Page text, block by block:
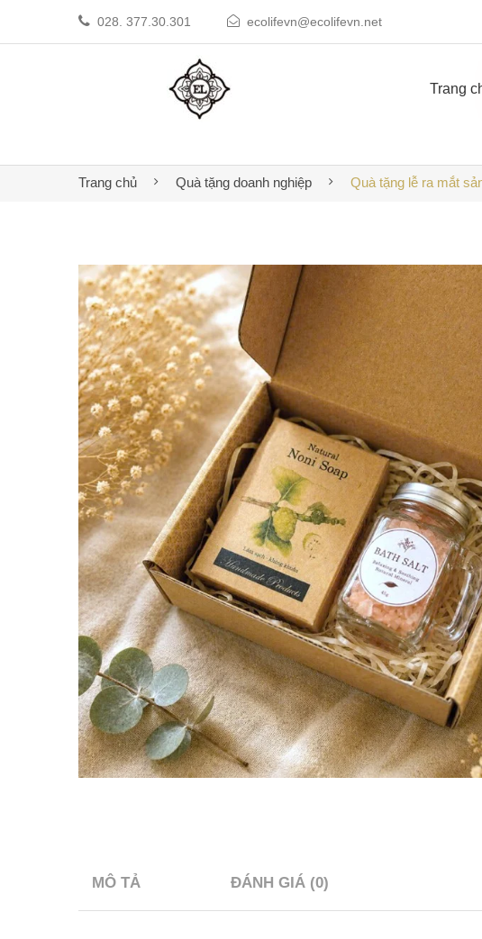
028. 377.30.301 ecolifevn@ecolifevn.net
Trang
Trang chủ Quà tặng doanh nghiệp Quà tặng lễ ra mắt
MÔ TẢ ĐÁNH GIÁ (0)